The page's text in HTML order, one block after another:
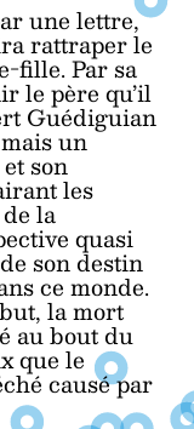
une lettre,
rattraper le
fille. Par sa
le père qu’il
Guédiguian
un
son
les
la
quasi
son destin
ce monde.
la mort
au bout du
que le
causé par